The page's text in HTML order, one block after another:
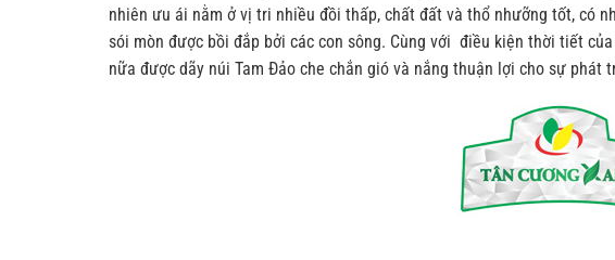
nhiên ưu ái nằm ở vị tri nhiều đồi thấp, chất đất và thổ nhưỡng tốt, có
sói mòn được bồi đắp bởi các con sông. Cùng với điều kiện thời tiết
nữa được dãy núi Tam Đảo che chắn gió và nắng thuận lợi cho sự phát